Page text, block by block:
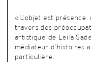
« L’objet est
travers des
artistique de Leila
médiateur d’histoires
particulière.